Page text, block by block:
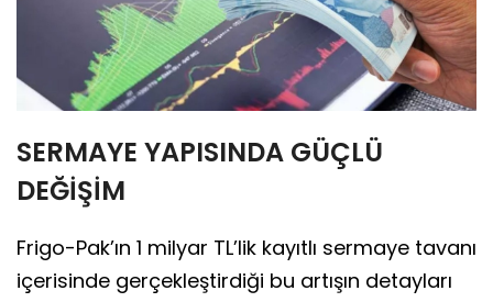
SERMAYE YAPISINDA GÜÇLÜ
DEĞİŞİM
Frigo-Pak’ın 1 milyar TL’lik kayıtlı sermaye tavanı
içerisinde gerçekleştirdiği bu artışın detayları